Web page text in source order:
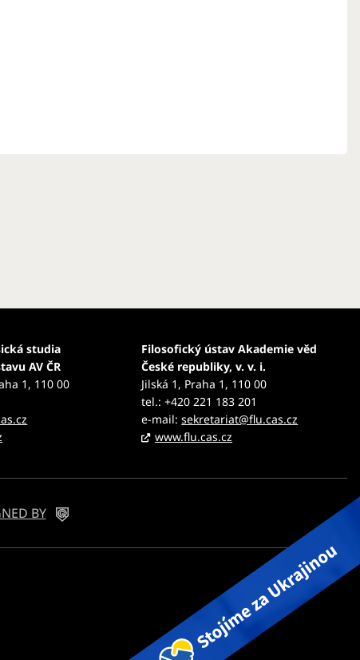
studia
AV ČR
1, 110 00
Filosofický ústav Akademie věd
České republiky, v. v. i.
Jilská 1, Praha 1, 110 00
tel.: +420 221 183 201
e-mail:sekretariat@flu.cas.cz
www.flu.cas.cz
BY